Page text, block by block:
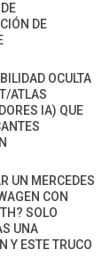
DE
OCULTA
ATLAS
IA) QUE
UN MERCEDES
CON
SOLO
UNA
Y ESTE TRUCO